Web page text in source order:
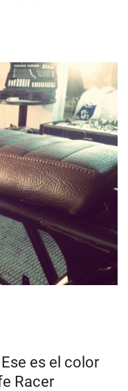
es el color
Racer